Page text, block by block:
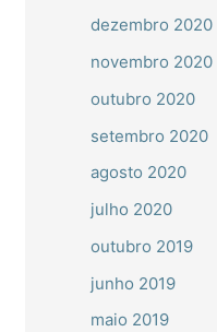
dezembro 2020
novembro 2020
outubro 2020
setembro 2020
agosto 2020
julho 2020
outubro 2019
junho 2019
maio 2019